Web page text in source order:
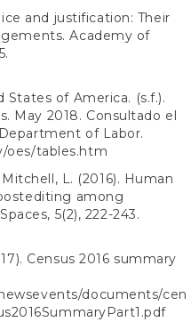
and justification: Their
Academy of
of America. (s.f.).
May 2018. Consultado el
of Labor.
oes/tables.htm
L. (2016). Human
among
5(2), 222-243.
Census 2016 summary
documents/cen